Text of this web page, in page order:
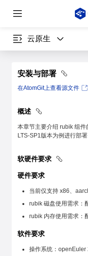
云原生
安装与部署
在AtomGit上查看源文件
概述
本章节主要介绍 rubik 组
LTS-SP1版本为例进行部署
软硬件要求
硬件要求
当前仅支持 x86、
rubik 磁盘使用需求：
rubik 内存使用需求：
软件要求
操作系统：openEuler